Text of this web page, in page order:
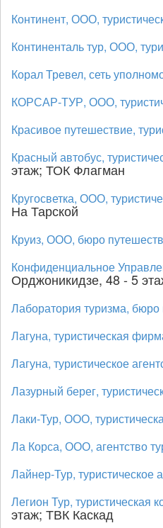
Континент, ООО,
Континенталь тур, ООО,
Корал Тревел, сеть
КОРСАР-ТУР, ООО,
Красивое путешествие,
Красный автобус,
этаж; ТОК Флагман
Кругосветка, ООО,
На Тарской
Круиз, ООО, бюро
Конфиденциальное
Орджоникидзе, 48 - 5
Лаборатория туризма, бюро
Лагуна, туристическая
Лагуна, туристическое
Лазурный берег,
Лаки-Тур, ООО,
Ла Корса, ООО, агентство
Лайнер-Тур, туристическое
Легион Тур, туристическая
этаж; ТВК Каскад